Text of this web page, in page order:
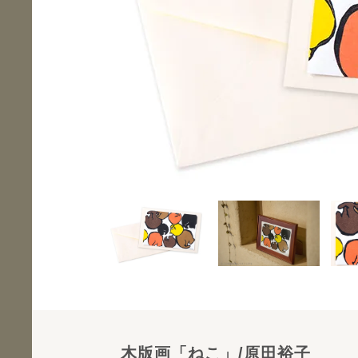
木版画「ねこ」/原田裕子